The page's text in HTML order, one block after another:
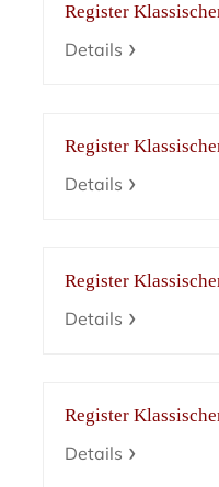
Register
Details
Register
Details
Register
Details
Register
Details